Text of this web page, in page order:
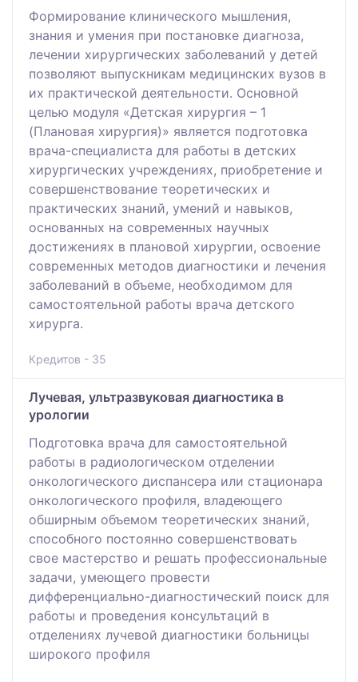
Формирование клинического мышления,
знания и умения при постановке диагноза,
лечении хирургических заболеваний у детей
позволяют выпускникам медицинских вузов в
их практической деятельности. Основной
целью модуля «Детская хирургия – 1
(Плановая хирургия)» является подготовка
врача-специалиста для работы в детских
хирургических учреждениях, приобретение и
совершенствование теоретических и
практических знаний, умений и навыков,
основанных на современных научных
достижениях в плановой хирургии, освоение
современных методов диагностики и лечения
заболеваний в объеме, необходимом для
самостоятельной работы врача детского
хирурга.
Кредитов - 35
Лучевая, ультразвуковая диагностика в
урологии
Подготовка врача для самостоятельной
работы в радиологическом отделении
онкологического диспансера или стационара
онкологического профиля, владеющего
обширным объемом теоретических знаний,
способного постоянно совершенствовать
свое мастерство и решать профессиональные
задачи, умеющего провести
дифференциально-диагностический поиск для
работы и проведения консультаций в
отделениях лучевой диагностики больницы
широкого профиля